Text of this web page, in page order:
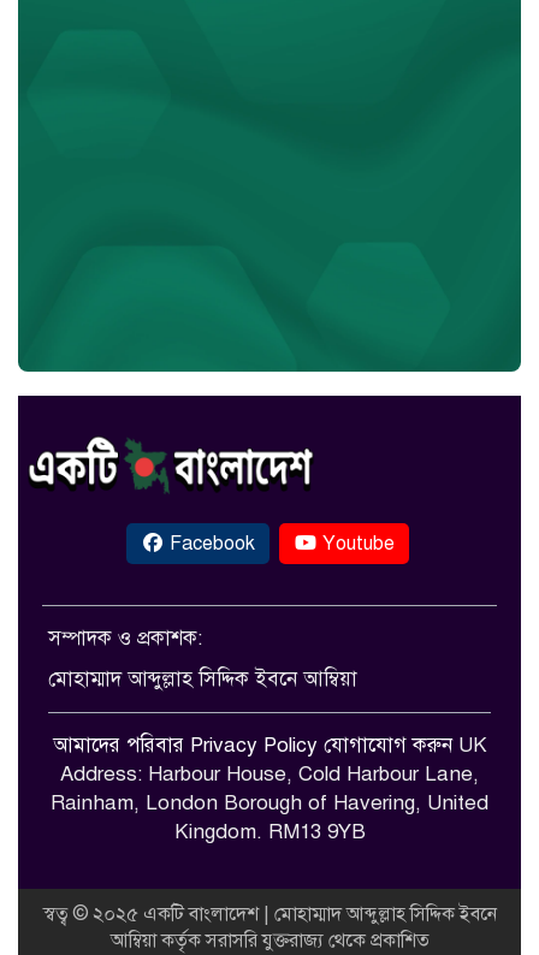
Facebook Youtube
সম্পাদক ও প্রকাশক:
মোহাম্মাদ আব্দুল্লাহ সিদ্দিক ইবনে আম্বিয়া
আমাদের পরিবার Privacy Policy যোগাযোগ করুনUK
Address: Harbour House, Cold Harbour Lane,
Rainham, London Borough of Havering, United
Kingdom. RM13 9YB
স্বত্ব © ২০২৫ একটি বাংলাদেশ | মোহাম্মাদ আব্দুল্লাহ সিদ্দিক ইবনে
আম্বিয়া কর্তৃক সরাসরি যুক্তরাজ্য থেকে প্রকাশিত